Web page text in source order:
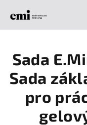
Sada
Sada
pro